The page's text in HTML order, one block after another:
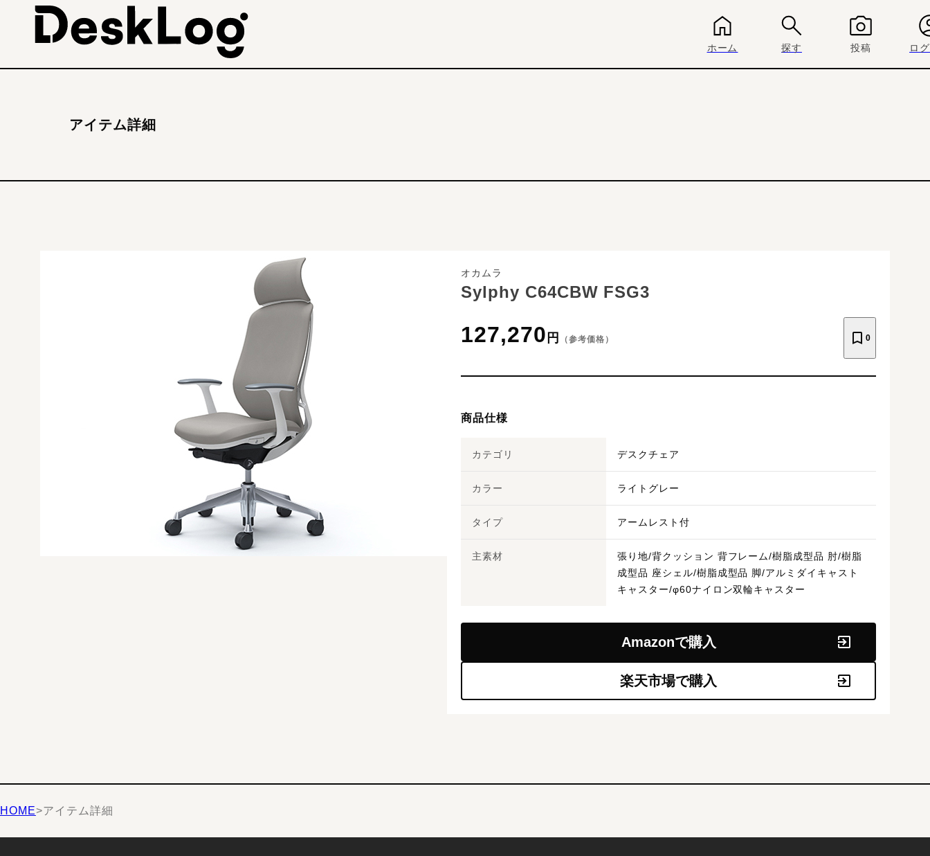
ホーム 探す 投稿 ロ
アイテム詳細
オカムラ
Sylphy C64CBW FSG3
127,270 円 （参考価格） 0
商品仕様
カテゴリ デスクチェア
カラー ライトグレー
タイプ アームレスト付
主素材
張り地/背クッション 背フレーム/樹脂成型品 肘/樹脂
成型品 座シェル/樹脂成型品 脚/アルミダイキャスト
キャスター/φ60ナイロン双輪キャスター
Amazonで購入
楽天市場で購入
HOME>アイテム詳細